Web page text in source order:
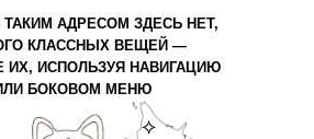
АДРЕСОМ ЗДЕСЬ НЕТ,
КЛАССНЫХ ВЕЩЕЙ —
ИХ, ИСПОЛЬЗУЯ НАВИГАЦИЮ
БОКОВОМ МЕНЮ
⟡